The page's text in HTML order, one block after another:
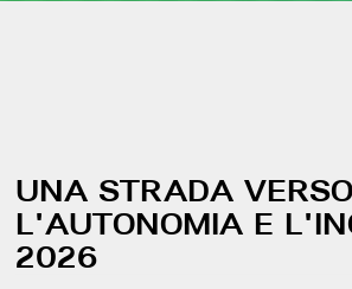
UNA STRADA VERSO
L'AUTONOMIA E
2026